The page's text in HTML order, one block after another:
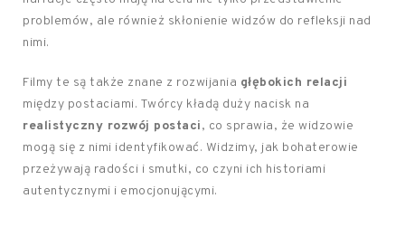
problemów, ale również skłonienie widzów do refleksji nad
nimi.
Filmy te są także znane z rozwijania głębokich relacji
między postaciami. Twórcy kładą duży nacisk na
realistyczny rozwój postaci, co sprawia, że widzowie
mogą się z nimi identyfikować. Widzimy, jak bohaterowie
przeżywają radości i smutki, co czyni ich historiami
autentycznymi i emocjonującymi.